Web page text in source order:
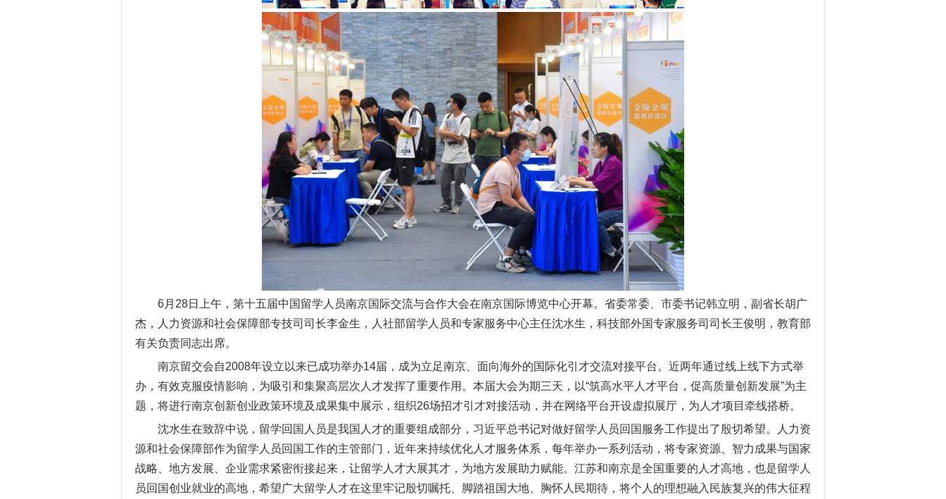
6月 28日上午，第十五届中国留学人员南京国际交流与合作大会在南京国际博览中心开幕。省委常委、市委书记韩立明，副省长胡广
杰，人力资源和社会保障部专技司司长李金生，人社部留学人员和专家服务中心主任沈水生，科技部外国专家服务司司长王俊明，教育部
有关负责同志出席。
南京留交会自2008年设立以来已成功举办14届，成为立足南京、面向海外的国际化引才交流对接平台。近两年通过线上线下方式举
办，有效克服疫情影响，为吸引和集聚高层次人才发挥了重要作用。本届大会为期三天，以“筑高水平人才平台，促高质量创新发展”为主
题，将进行南京创新创业政策环境及成果集中展示，组织26场招才引才对接活动，并在网络平台开设虚拟展厅，为人才项目牵线搭桥。
沈水生在致辞中说，留学回国人员是我国人才的重要组成部分，习近平总书记对做好留学人员回国服务工作提出了殷切希望。人力资
源和社会保障部作为留学人员回国工作的主管部门，近年来持续优化人才服务体系，每年举办一系列活动，将专家资源、智力成果与国家
战略、地方发展、企业需求紧密衔接起来，让留学人才大展其才，为地方发展助力赋能。江苏和南京是全国重要的人才高地，也是留学人
员回国创业就业的高地，希望广大留学人才在这里牢记殷切嘱托、脚踏祖国大地、胸怀人民期待，将个人的理想融入民族复兴的伟大征程